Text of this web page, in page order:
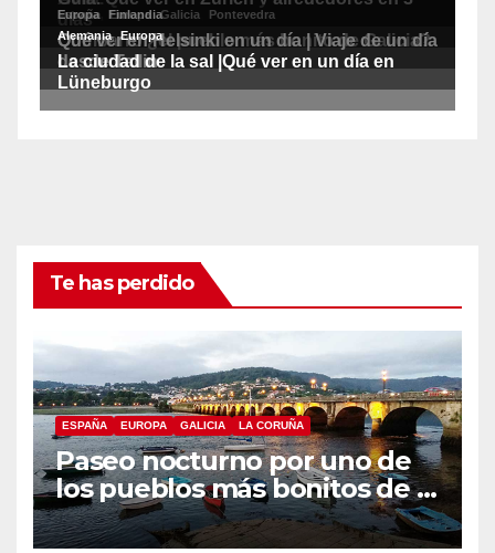
Te has perdido
ESPAÑA EUROPA GALICIA LA CORUÑA
Paseo nocturno por uno de
los pueblos más bonitos de A
Coruña, Puentedeume